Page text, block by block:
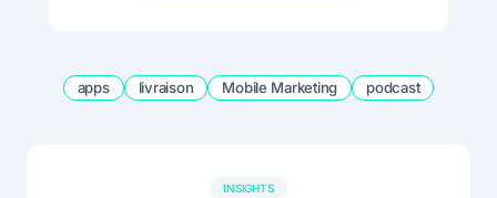
apps livraison Mobile Marketing podcast
INSIGHTS